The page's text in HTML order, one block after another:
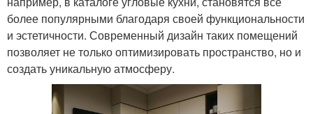
более популярными благодаря своей функциональности
и эстетичности. Современный дизайн таких помещений
позволяет не только оптимизировать пространство, но и
создать уникальную атмосферу.